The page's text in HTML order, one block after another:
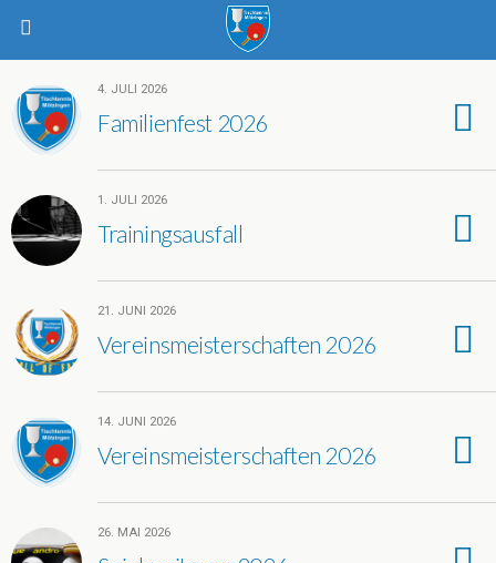
4. JULI 2026
Familienfest 2026
1. JULI 2026
Trainingsausfall
21. JUNI 2026
Vereinsmeisterschaften 2026
14. JUNI 2026
Vereinsmeisterschaften 2026
26. MAI 2026